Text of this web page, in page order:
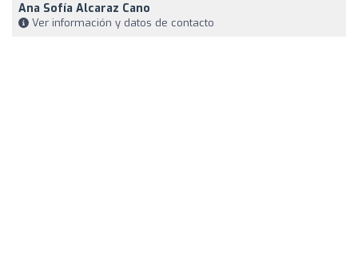
Ana Sofía Alcaraz Cano
Ver información y datos de contacto